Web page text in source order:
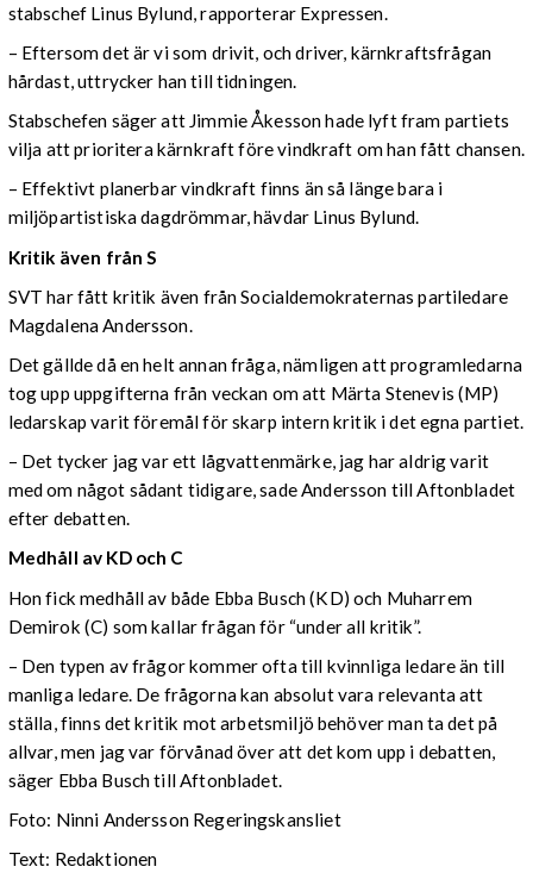
stabschef Linus Bylund, rapporterar Expressen.
– Eftersom det är vi som drivit, och driver, kärnkraftsfrågan
hårdast, uttrycker han till tidningen.
Stabschefen säger att Jimmie Åkesson hade lyft fram partiets
vilja att prioritera kärnkraft före vindkraft om han fått chansen.
– Effektivt planerbar vindkraft finns än så länge bara i
miljöpartistiska dagdrömmar, hävdar Linus Bylund.
Kritik även från S
SVT har fått kritik även från Socialdemokraternas partiledare
Magdalena Andersson.
Det gällde då en helt annan fråga, nämligen att programledarna
tog upp uppgifterna från veckan om att Märta Stenevis (MP)
ledarskap varit föremål för skarp intern kritik i det egna partiet.
– Det tycker jag var ett lågvattenmärke, jag har aldrig varit
med om något sådant tidigare, sade Andersson till Aftonbladet
efter debatten.
Medhåll av KD och C
Hon fick medhåll av både Ebba Busch (KD) och Muharrem
Demirok (C) som kallar frågan för “under all kritik”.
– Den typen av frågor kommer ofta till kvinnliga ledare än till
manliga ledare. De frågorna kan absolut vara relevanta att
ställa, finns det kritik mot arbetsmiljö behöver man ta det på
allvar, men jag var förvånad över att det kom upp i debatten,
säger Ebba Busch till Aftonbladet.
Foto: Ninni Andersson Regeringskansliet
Text: Redaktionen